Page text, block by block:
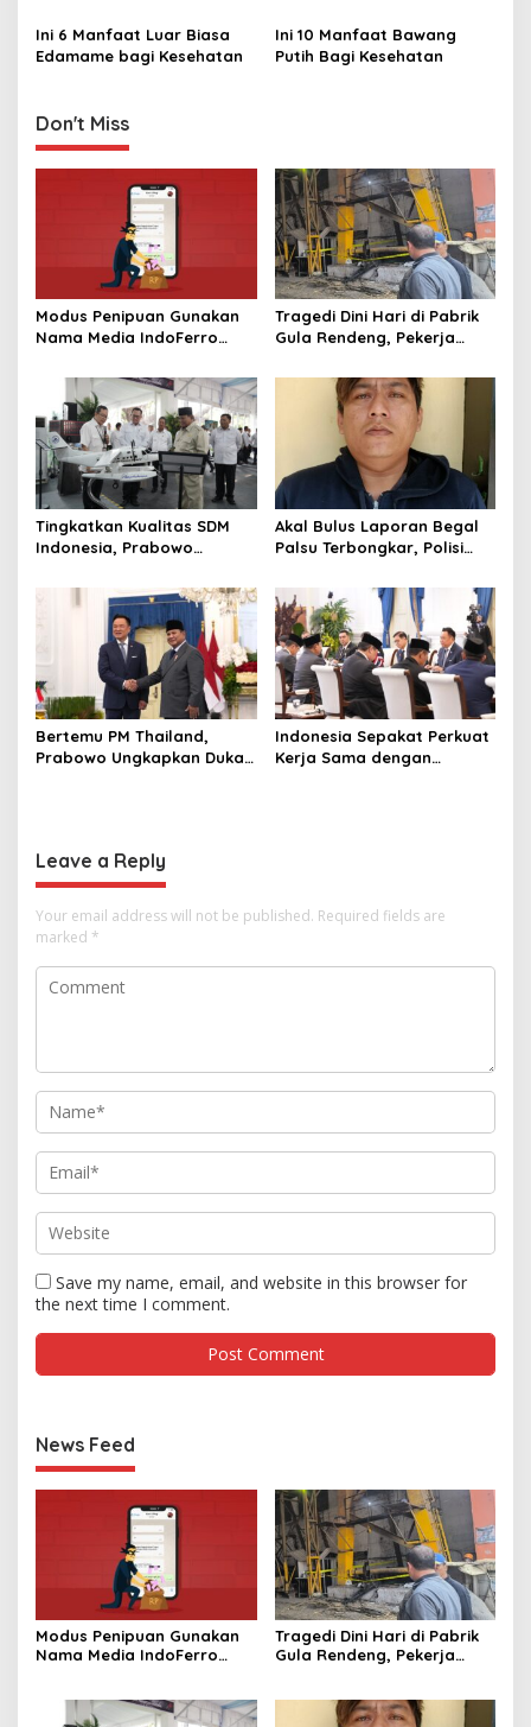
o
Meningkatkan Kesehatan
Kulit
Kesehatan
Ini 6 Manfaat Luar Biasa
Edamame bagi Kesehatan ‎
Ini 10 Manfaat Bawang
Putih Bagi Kesehatan ‎
Don't Miss
Modus Penipuan Gunakan
Nama Media IndoFerro
Waspadalah!
Tragedi Dini Hari di Pabrik
Gula Rendeng, Pekerja
Pengangkat Tebu
Tingkatkan Kualitas SDM
Indonesia, Prabowo
hingga Undang Universitas
Terbaik Dunia
Akal Bulus Laporan Begal
Palsu Terbongkar, Polisi
Perusahaan untuk Crypto
Bertemu PM Thailand,
Prabowo Ungkapkan Duka
Indonesia Sepakat Perkuat
Kerja Sama dengan
Leave a Reply
Your email address will not be published. Required fields are
marked *
Save my name, email, and website in this browser for
the next time I comment.
News Feed
Modus Penipuan Gunakan
Nama Media IndoFerro
Tragedi Dini Hari di Pabrik
Gula Rendeng, Pekerja